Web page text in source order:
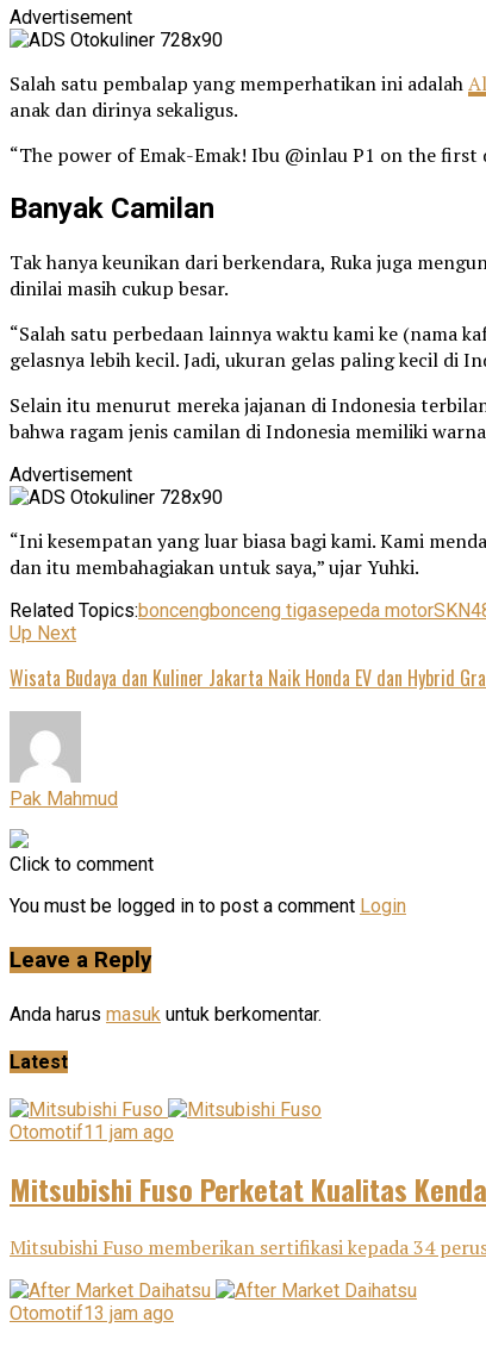
Advertisement
Salah satu pembalap yang memperhatikan ini adalah
anak dan dirinya sekaligus.
“The power of Emak-Emak! Ibu @inlau P1 on the
Banyak Camilan
Tak hanya keunikan dari berkendara, Ruka juga
dinilai masih cukup besar.
“Salah satu perbedaan lainnya waktu kami ke (nama
gelasnya lebih kecil. Jadi, ukuran gelas paling kecil di
Selain itu menurut mereka jajanan di Indonesia
bahwa ragam jenis camilan di Indonesia memiliki
Advertisement
“Ini kesempatan yang luar biasa bagi kami. Kami
dan itu membahagiakan untuk saya,” ujar Yuhki.
Related Topics:boncengbonceng tigasepeda motor
Up Next
Wisata Budaya dan Kuliner Jakarta Naik Honda EV dan Hybrid
Pak Mahmud
Click to comment
You must be logged in to post a comment Login
Leave a Reply
Anda harus masuk untuk berkomentar.
Latest
Otomotif11 jam ago
Mitsubishi Fuso Perketat Kualitas
Mitsubishi Fuso memberikan sertifikasi kepada 34
Otomotif13 jam ago